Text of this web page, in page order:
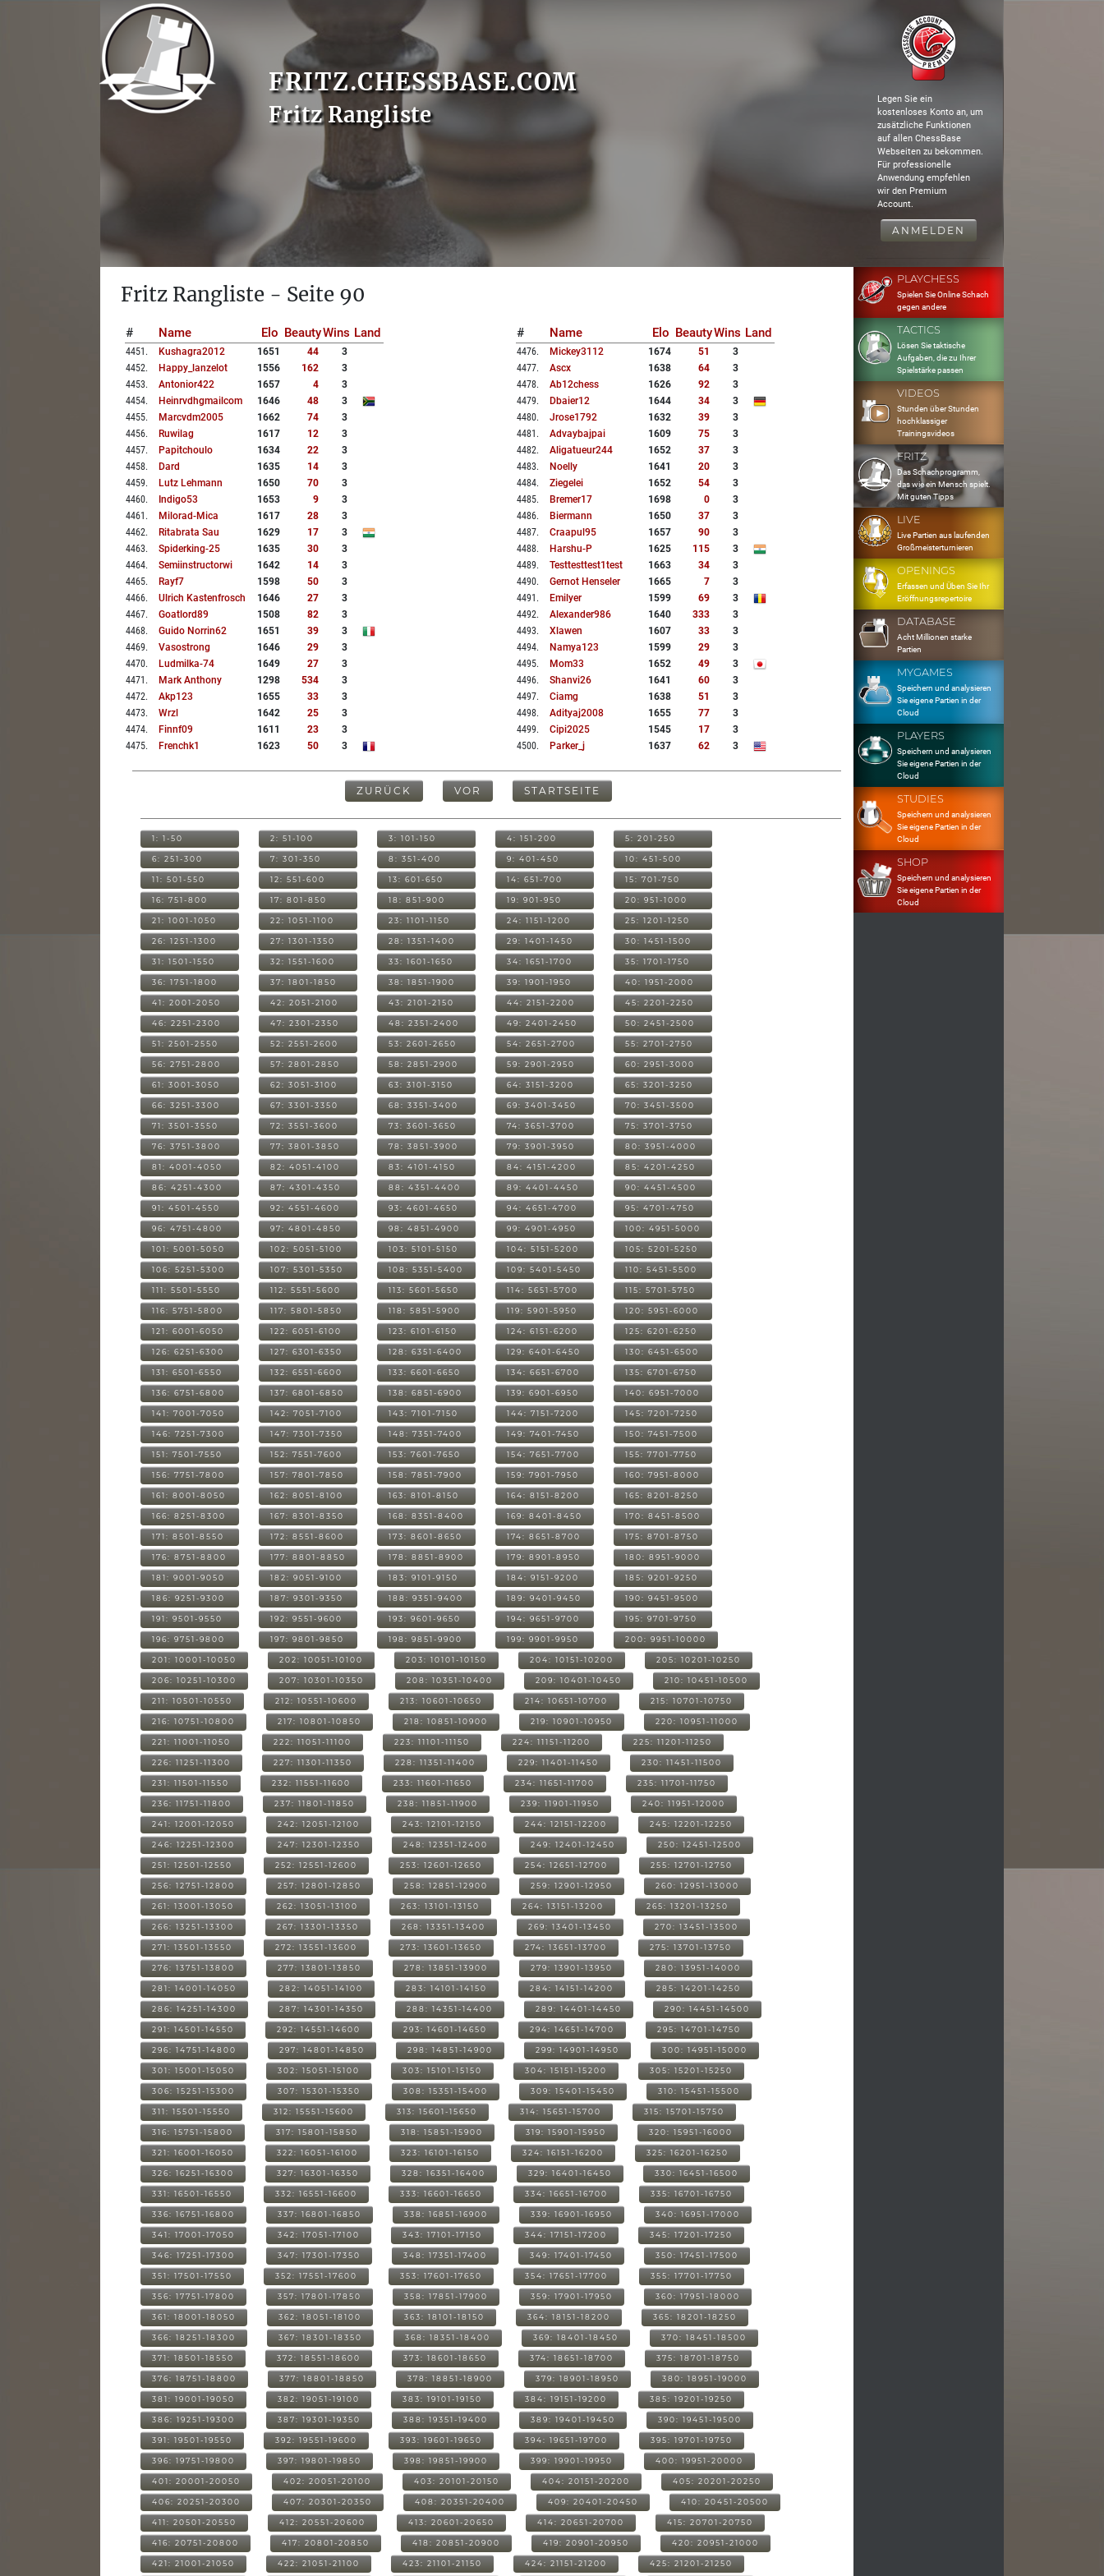
FRITZ.CHESSBASE.COM
Fritz Rangliste
Legen Sie ein
kostenloses Konto an, um
zusätzliche Funktionen
auf allen ChessBase
Webseiten zu bekommen.
Für professionelle
Anwendung empfehlen
wir den Premium
Account.
ANMELDEN
Fritz Rangliste - Seite 90
# Name Elo BeautyWins Land
4451 . Kushagra2012 1651 44
3
4452. Happy_lanzelot 1556 162
3
4453. Antonior422 1657 4
3
4454. Heinrvdhgmailcom 1646 48
3
4455. Marcvdm2005 1662 74
3
4456. Ruwilag 1617 12
3
4457. Papitchoulo 1634 22
3
4458. Dard 1635 14
3
4459. Lutz Lehmann 1650 70
3
4460. Indigo53 1653 9
3
4461 . Milorad-Mica 1617 28
3
4462. Ritabrata Sau 1629 17
3
4463. Spiderking-25 1635 30
3
4464. Semiinstructorwi 1642 14
3
4465. Rayf7 1598 50
3
4466. Ulrich Kastenfrosch 1646 27
3
4467. Goatlord89 1508 82
3
4468. Guido Norrin62 1651 39
3
4469. Vasostrong 1646 29
3
4470. Ludmilka-74 1649 27
3
4471 . Mark Anthony 1298 534
3
4472. Akp123 1655 33
3
4473. Wrzl 1642 25
3
4474. Finnf09 1611 23
3
4475. Frenchk1 1623 50 3
# Name Elo BeautyWins Land
4476. Mickey3112 1674 51
3
4477. Ascx 1638 64
3
4478. Ab12chess 1626 92
3
4479. Dbaier12 1644 34
3
4480. Jrose1792 1632 39
3
4481 . Advaybajpai 1609 75
3
4482. Aligatueur244 1652 37
3
4483. Noelly 1641 20
3
4484. Ziegelei 1652 54
3
4485. Bremer17 1698 0
3
4486. Biermann 1650 37
3
4487. Craapul95 1657 90
3
4488. Harshu-P 1625 115
3
4489. Testtesttest1test 1663 34
3
4490. Gernot Henseler 1665 7
3
4491 . Emilyer 1599 69
3
4492. Alexander986 1640 333
3
4493. Xlawen 1607 33
3
4494. Namya123 1599 29
3
4495. Mom33 1652 49
3
4496. Shanvi26 1641 60
3
4497. Ciamg 1638 51
3
4498. Adityaj2008 1655 77
3
4499. Cipi2025 1545 17
3
4500. Parker_j 1637 62 3
ZURÜCK VOR STARTSEITE
1: 1-50 2: 51-100 3: 101-150 4: 151-200 5: 201-250
6: 251-300 7: 301-350 8: 351-400 9: 401-450 10: 451-500
11: 501-550 12: 551-600 13: 601-650 14: 651-700 15: 701-750
16: 751-800 17: 801-850 18: 851-900 19: 901-950 20: 951-1000
21: 1001-1050 22: 1051-1100 23: 1101-1150 24: 1151-1200 25: 1201-1250
26: 1251-1300 27: 1301-1350 28: 1351-1400 29: 1401-1450 30: 1451-1500
31: 1501-1550 32: 1551-1600 33: 1601-1650 34: 1651-1700 35: 1701-1750
36: 1751-1800 37: 1801-1850 38: 1851-1900 39: 1901-1950 40: 1951-2000
41: 2001-2050 42: 2051-2100 43: 2101-2150 44: 2151-2200 45: 2201-2250
46: 2251-2300 47: 2301-2350 48: 2351-2400 49: 2401-2450 50: 2451-2500
51: 2501-2550 52: 2551-2600 53: 2601-2650 54: 2651-2700 55: 2701-2750
56: 2751-2800 57: 2801-2850 58: 2851-2900 59: 2901-2950 60: 2951-3000
61: 3001-3050 62: 3051-3100 63: 3101-3150 64: 3151-3200 65: 3201-3250
66: 3251-3300 67: 3301-3350 68: 3351-3400 69: 3401-3450 70: 3451-3500
71: 3501-3550 72: 3551-3600 73: 3601-3650 74: 3651-3700 75: 3701-3750
76: 3751-3800 77: 3801-3850 78: 3851-3900 79: 3901-3950 80: 3951-4000
81: 4001-4050 82: 4051-4100 83: 4101-4150 84: 4151-4200 85: 4201-4250
86: 4251-4300 87: 4301-4350 88: 4351-4400 89: 4401-4450 90: 4451-4500
91: 4501-4550 92: 4551-4600 93: 4601-4650 94: 4651-4700 95: 4701-4750
96: 4751-4800 97: 4801-4850 98: 4851-4900 99: 4901-4950 100: 4951-5000
101: 5001-5050 102: 5051-5100 103: 5101-5150 104: 5151-5200 105: 5201-5250
106: 5251-5300 107: 5301-5350 108: 5351-5400 109: 5401-5450 110: 5451-5500
111: 5501-5550 112: 5551-5600 113: 5601-5650 114: 5651-5700 115: 5701-5750
116: 5751-5800 117: 5801-5850 118: 5851-5900 119: 5901-5950 120: 5951-6000
121: 6001-6050 122: 6051-6100 123: 6101-6150 124: 6151-6200 125: 6201-6250
126: 6251-6300 127: 6301-6350 128: 6351-6400 129: 6401-6450 130: 6451-6500
131: 6501-6550 132: 6551-6600 133: 6601-6650 134: 6651-6700 135: 6701-6750
136: 6751-6800 137: 6801-6850 138: 6851-6900 139: 6901-6950 140: 6951-7000
141: 7001-7050 142: 7051-7100 143: 7101-7150 144: 7151-7200 145: 7201-7250
146: 7251-7300 147: 7301-7350 148: 7351-7400 149: 7401-7450 150: 7451-7500
151: 7501-7550 152: 7551-7600 153: 7601-7650 154: 7651-7700 155: 7701-7750
156: 7751-7800 157: 7801-7850 158: 7851-7900 159: 7901-7950 160: 7951-8000
161: 8001-8050 162: 8051-8100 163: 8101-8150 164: 8151-8200 165: 8201-8250
166: 8251-8300 167: 8301-8350 168: 8351-8400 169: 8401-8450 170: 8451-8500
171: 8501-8550 172: 8551-8600 173: 8601-8650 174: 8651-8700 175: 8701-8750
176: 8751-8800 177: 8801-8850 178: 8851-8900 179: 8901-8950 180: 8951-9000
181: 9001-9050 182: 9051-9100 183: 9101-9150 184: 9151-9200 185: 9201-9250
186: 9251-9300 187: 9301-9350 188: 9351-9400 189: 9401-9450 190: 9451-9500
191: 9501-9550 192: 9551-9600 193: 9601-9650 194: 9651-9700 195: 9701-9750
196: 9751-9800 197: 9801-9850 198: 9851-9900 199: 9901-9950 200: 9951-10000
201: 10001-10050 202: 10051-10100 203: 10101-10150 204: 10151-10200 205: 10201-10250
206: 10251-10300 207: 10301-10350 208: 10351-10400 209: 10401-10450 210: 10451-10500
211: 10501-10550 212: 10551-10600 213: 10601-10650 214: 10651-10700 215: 10701-10750
216: 10751-10800 217: 10801-10850 218: 10851-10900 219: 10901-10950 220: 10951-11000
221: 11001-11050 222: 11051-11100 223: 11101-11150 224: 11151-11200 225: 11201-11250
226: 11251-11300 227: 11301-11350 228: 11351-11400 229: 11401-11450 230: 11451-11500
231: 11501-11550 232: 11551-11600 233: 11601-11650 234: 11651-11700 235: 11701-11750
236: 11751-11800 237: 11801-11850 238: 11851-11900 239: 11901-11950 240: 11951-12000
241: 12001-12050 242: 12051-12100 243: 12101-12150 244: 12151-12200 245: 12201-12250
246: 12251-12300 247: 12301-12350 248: 12351-12400 249: 12401-12450 250: 12451-12500
251: 12501-12550 252: 12551-12600 253: 12601-12650 254: 12651-12700 255: 12701-12750
256: 12751-12800 257: 12801-12850 258: 12851-12900 259: 12901-12950 260: 12951-13000
261: 13001-13050 262: 13051-13100 263: 13101-13150 264: 13151-13200 265: 13201-13250
266: 13251-13300 267: 13301-13350 268: 13351-13400 269: 13401-13450 270: 13451-13500
271: 13501-13550 272: 13551-13600 273: 13601-13650 274: 13651-13700 275: 13701-13750
276: 13751-13800 277: 13801-13850 278: 13851-13900 279: 13901-13950 280: 13951-14000
281: 14001-14050 282: 14051-14100 283: 14101-14150 284: 14151-14200 285: 14201-14250
286: 14251-14300 287: 14301-14350 288: 14351-14400 289: 14401-14450 290: 14451-14500
291: 14501-14550 292: 14551-14600 293: 14601-14650 294: 14651-14700 295: 14701-14750
296: 14751-14800 297: 14801-14850 298: 14851-14900 299: 14901-14950 300: 14951-15000
301: 15001-15050 302: 15051-15100 303: 15101-15150 304: 15151-15200 305: 15201-15250
306: 15251-15300 307: 15301-15350 308: 15351-15400 309: 15401-15450 310: 15451-15500
311: 15501-15550 312: 15551-15600 313: 15601-15650 314: 15651-15700 315: 15701-15750
316: 15751-15800 317: 15801-15850 318: 15851-15900 319: 15901-15950 320: 15951-16000
321: 16001-16050 322: 16051-16100 323: 16101-16150 324: 16151-16200 325: 16201-16250
326: 16251-16300 327: 16301-16350 328: 16351-16400 329: 16401-16450 330: 16451-16500
331: 16501-16550 332: 16551-16600 333: 16601-16650 334: 16651-16700 335: 16701-16750
336: 16751-16800 337: 16801-16850 338: 16851-16900 339: 16901-16950 340: 16951-17000
341: 17001-17050 342: 17051-17100 343: 17101-17150 344: 17151-17200 345: 17201-17250
346: 17251-17300 347: 17301-17350 348: 17351-17400 349: 17401-17450 350: 17451-17500
351: 17501-17550 352: 17551-17600 353: 17601-17650 354: 17651-17700 355: 17701-17750
356: 17751-17800 357: 17801-17850 358: 17851-17900 359: 17901-17950 360: 17951-18000
361: 18001-18050 362: 18051-18100 363: 18101-18150 364: 18151-18200 365: 18201-18250
366: 18251-18300 367: 18301-18350 368: 18351-18400 369: 18401-18450 370: 18451-18500
371: 18501-18550 372: 18551-18600 373: 18601-18650 374: 18651-18700 375: 18701-18750
376: 18751-18800 377: 18801-18850 378: 18851-18900 379: 18901-18950 380: 18951-19000
381: 19001-19050 382: 19051-19100 383: 19101-19150 384: 19151-19200 385: 19201-19250
386: 19251-19300 387: 19301-19350 388: 19351-19400 389: 19401-19450 390: 19451-19500
391: 19501-19550 392: 19551-19600 393: 19601-19650 394: 19651-19700 395: 19701-19750
396: 19751-19800 397: 19801-19850 398: 19851-19900 399: 19901-19950 400: 19951-20000
401: 20001-20050 402: 20051-20100 403: 20101-20150 404: 20151-20200 405: 20201-20250
406: 20251-20300 407: 20301-20350 408: 20351-20400 409: 20401-20450 410: 20451-20500
411: 20501-20550 412: 20551-20600 413: 20601-20650 414: 20651-20700 415: 20701-20750
416: 20751-20800 417: 20801-20850 418: 20851-20900 419: 20901-20950 420: 20951-21000
421: 21001-21050 422: 21051-21100 423: 21101-21150 424: 21151-21200 425: 21201-21250
PLAYCHESS
Spielen Sie Online Schach
gegen andere
TACTICS
Lösen Sie taktische
Aufgaben, die zu Ihrer
Spielstärke passen
VIDEOS
Stunden über Stunden
hochklassiger
Trainingsvideos
FRITZ
Das Schachprogramm,
das wie ein Mensch spielt.
Mit guten Tipps
LIVE
Live Partien aus laufenden
Großmeisterturnieren
OPENINGS
Erfassen und Üben Sie Ihr
Eröffnungsrepertoire
DATABASE
Acht Millionen starke
Partien
MYGAMES
Speichern und analysieren
Sie eigene Partien in der
Cloud
PLAYERS
Speichern und analysieren
Sie eigene Partien in der
Cloud
STUDIES
Speichern und analysieren
Sie eigene Partien in der
Cloud
SHOP
Speichern und analysieren
Sie eigene Partien in der
Cloud